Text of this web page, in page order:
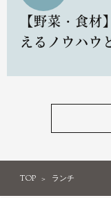
【野菜・食
えるノウハウ
TOP ランチ